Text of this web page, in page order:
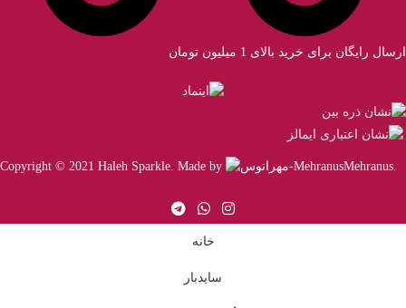
ارسال رایگان برای خرید بالای 1 میلیون تومان
Copyright © 2021 Haleh Sparkle. Made by Mehranus
خانه
سایدبار